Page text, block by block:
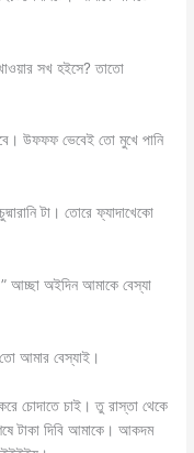
সখ হইসে? তাতো
উফফফ ভেবেই তো মুখে পানি
টা। তোরে ফ্যাদাখেকো
আচ্ছা অইদিন আমাকে বেস্যা
আমার বেস্যাই।
চোদাতে চাই। তু রাস্তা থেকে
টাকা দিবি আমাকে। আকদম